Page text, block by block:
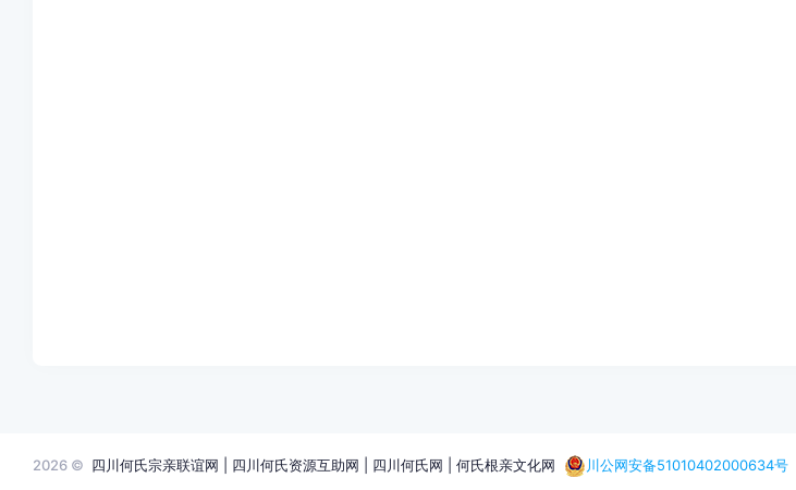
2026 © 四川何氏宗亲联谊网 | 四川何氏资源互助网 | 四川何氏网 | 何氏根亲文化网 川公网安备51010402000634号